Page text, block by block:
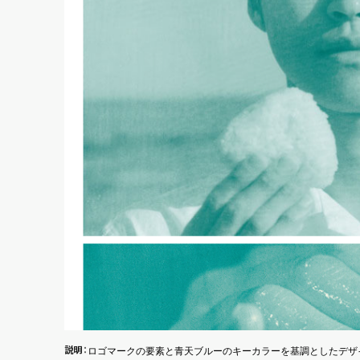
説明： ロゴマークの要素と青天ブルーのキーカラーを基調としたデ